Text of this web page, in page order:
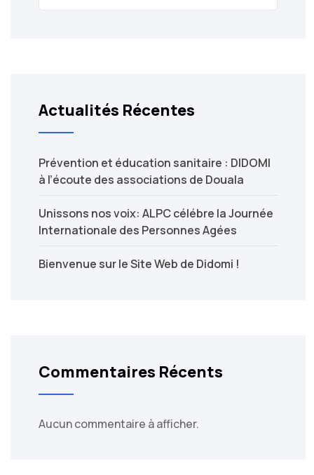
Actualités Récentes
Prévention et éducation sanitaire : DIDOMI
à l’écoute des associations de Douala
Unissons nos voix: ALPC célébre la Journée
Internationale des Personnes Agées
Bienvenue sur le Site Web de Didomi !
Commentaires Récents
Aucun commentaire à afficher.